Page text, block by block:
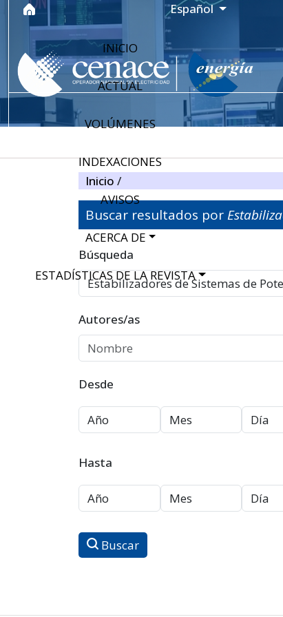
Ir al menú de navegación principal
Ir al contenido principal
Ir al pie de página del sitio Idioma
Español
INICIO
ACTUAL
VOLÚMENES
INDEXACIONES
AVISOS
ACERCA DE
ESTADÍSTICAS DE LA REVISTA
Inicio /
Buscar resultados por
Filtros avanzados
Búsqueda
Autores/as
Desde
Hasta
Buscar